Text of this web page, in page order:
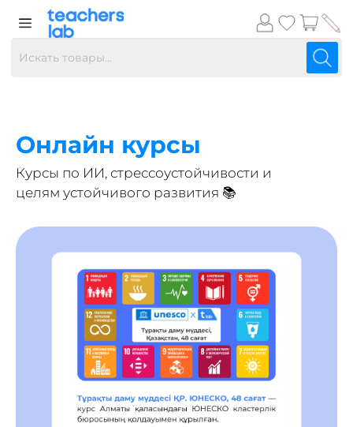
Онлайн курсы
Курсы по ИИ, стрессоустойчивости и
целям устойчивого развития 📚